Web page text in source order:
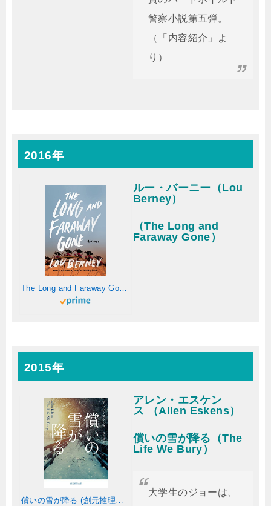
警察小説第五弾。
（「内容紹介」よ
り）
2016年
The Long and Faraway Gone: A Novel (English Edition)
ルー・バーニー（Lou
Berney）
（The Long and
Faraway Gone）
2015年
償いの雪が降る (創元推理文庫)
アレン・エスケン
ス （Allen Eskens）
償いの雪が降る（The
Life We Bury）
大学生のジョーは、